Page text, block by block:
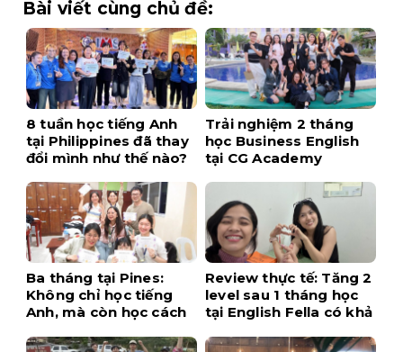
Bài viết cùng chủ đề:
8 tuần học tiếng Anh
tại Philippines đã thay
đổi mình như thế nào?
Trải nghiệm 2 tháng
học Business English
tại CG Academy
Ba tháng tại Pines:
Không chỉ học tiếng
Anh, mà còn học cách
Review thực tế: Tăng 2
level sau 1 tháng học
tại English Fella có khả